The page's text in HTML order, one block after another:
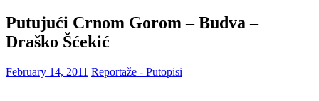
Putujući Crnom Gorom – Budva –
Draško Šćekić
February 14, 2011 Reportaže - Putopisi